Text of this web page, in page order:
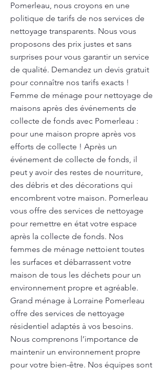
Pomerleau, nous croyons en une
politique de tarifs de nos services de
nettoyage transparents. Nous vous
proposons des prix justes et sans
surprises pour vous garantir un service
de qualité. Demandez un devis gratuit
pour connaître nos tarifs exacts !
Femme de ménage pour nettoyage de
maisons après des événements de
collecte de fonds avec Pomerleau :
pour une maison propre après vos
efforts de collecte ! Après un
événement de collecte de fonds, il
peut y avoir des restes de nourriture,
des débris et des décorations qui
encombrent votre maison. Pomerleau
vous offre des services de nettoyage
pour remettre en état votre espace
après la collecte de fonds. Nos
femmes de ménage nettoient toutes
les surfaces et débarrassent votre
maison de tous les déchets pour un
environnement propre et agréable.
Grand ménage à Lorraine Pomerleau
offre des services de nettoyage
résidentiel adaptés à vos besoins.
Nous comprenons l’importance de
maintenir un environnement propre
pour votre bien-être. Nos équipes sont